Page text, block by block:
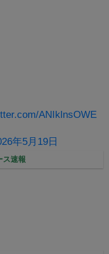
ANIklnsOWE
年5月19日
ス速報